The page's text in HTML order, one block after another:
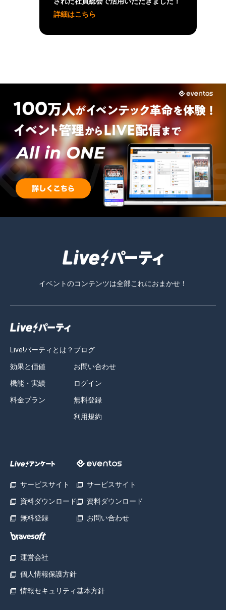
詳細はこちら
イベントのコンテンツは全部これにおまかせ！
Live!パーティとは？
効果と価値
機能・実績
料金プラン
ブログ
お問い合わせ
ログイン
無料登録
利用規約
サービスサイト
資料ダウンロード
無料登録
サービスサイト
資料ダウンロード
お問い合わせ
運営会社
個人情報保護方針
情報セキュリティ基本方針